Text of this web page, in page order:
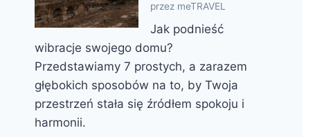
przez meTRAVEL
Jak podnieść
wibracje swojego domu?
Przedstawiamy 7 prostych, a zarazem
głębokich sposobów na to, by Twoja
przestrzeń stała się źródłem spokoju i
harmonii.